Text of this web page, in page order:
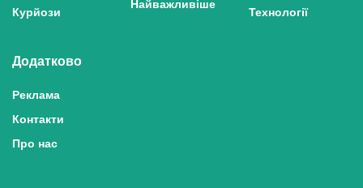
Курйози
Технології
Додатково
Реклама
Контакти
Про нас